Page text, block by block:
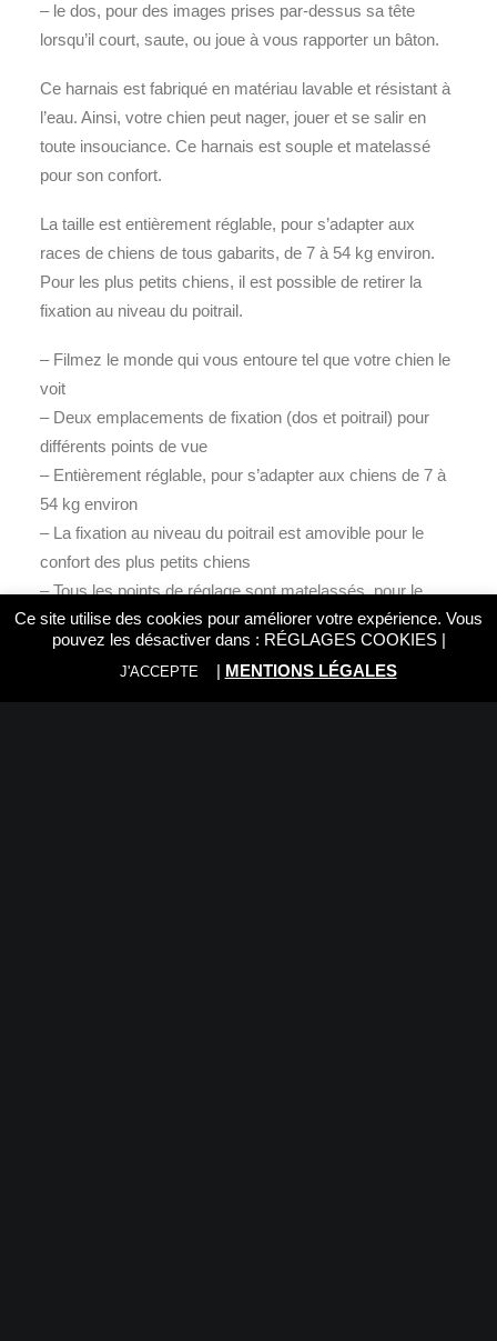
– le dos, pour des images prises par-dessus sa tête
lorsqu’il court, saute, ou joue à vous rapporter un bâton.
Ce harnais est fabriqué en matériau lavable et résistant à
l’eau. Ainsi, votre chien peut nager, jouer et se salir en
toute insouciance. Ce harnais est souple et matelassé
pour son confort.
La taille est entièrement réglable, pour s’adapter aux
races de chiens de tous gabarits, de 7 à 54 kg environ.
Pour les plus petits chiens, il est possible de retirer la
fixation au niveau du poitrail.
– Filmez le monde qui vous entoure tel que votre chien le
voit
– Deux emplacements de fixation (dos et poitrail) pour
différents points de vue
– Entièrement réglable, pour s’adapter aux chiens de 7 à
54 kg environ
– La fixation au niveau du poitrail est amovible pour le
confort des plus petits chiens
– Tous les points de réglage sont matelassés, pour le
confort de votre chien
– Le matériau résistant à l’eau et lavable se prête à toutes
les activités aquatiques et tous les jeux dans la boue
– Les bases à déclenchement rapide permettent de fixer
Ce site utilise des cookies pour améliorer votre expérience. Vous
pouvez les désactiver dans : RÉGLAGES COOKIES|
J'ACCEPTE | MENTIONS LÉGALES